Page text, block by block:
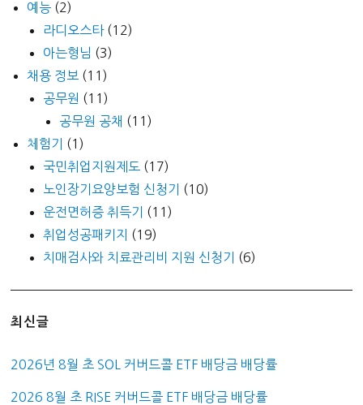
예능 (2)
라디오스타(12)
아는형님 (3)
채용 정보 (11)
공무원 (11)
공무원 공채 (11)
체험기
(1)
국민취업지원제도 (17)
노인장기요양보험 신청기
(10)
운전면허증 취득기
(11)
취업성공패키지
(19)
치매검사와 치료관리비 지원 신청기
(6)
최신글
2026년 8월 초 SOL 커버드콜 ETF 배당금 배당률
2026 8월 초 RISE 커버드콜 ETF 배당금 배당률